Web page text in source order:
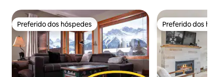
Preferido dos hóspedes
Preferido dos hóspedes Preferido dos
Preferido dos